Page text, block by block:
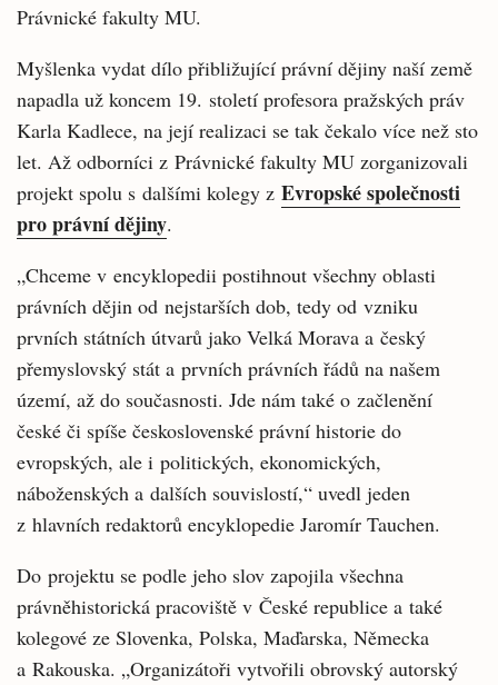
Právnické fakulty MU.
Myšlenka vydat dílo přibližující právní dějiny naší země
napadla už koncem 19. století profesora pražských práv
Karla Kadlece, na její realizaci se tak čekalo více než sto
let. Až odborníci z Právnické fakulty MU zorganizovali
projekt spolu s dalšími kolegy z Evropské společnosti
pro právní dějiny.
„Chceme v encyklopedii postihnout všechny oblasti
právních dějin od nejstarších dob, tedy od vzniku
prvních státních útvarů jako Velká Morava a český
přemyslovský stát a prvních právních řádů na našem
území, až do současnosti. Jde nám také o začlenění
české či spíše československé právní historie do
evropských, ale i politických, ekonomických,
náboženských a dalších souvislostí,“ uvedl jeden
z hlavních redaktorů encyklopedie Jaromír Tauchen.
Do projektu se podle jeho slov zapojila všechna
právněhistorická pracoviště v České republice a také
kolegové ze Slovenka, Polska, Maďarska, Německa
a Rakouska. „Organizátoři vytvořili obrovský autorský